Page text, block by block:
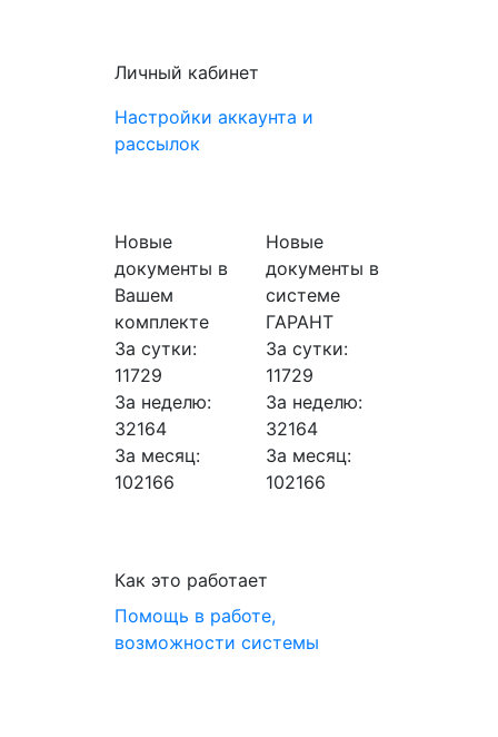
Личный кабинет
Настройки аккаунта и
рассылок
Новые
документы в
Вашем
комплекте
За сутки:
11729
За неделю:
32164
За месяц:
102166
Новые
документы в
системе
ГАРАНТ
За сутки:
11729
За неделю:
32164
За месяц:
102166
Как это работает
Помощь в работе,
возможности системы